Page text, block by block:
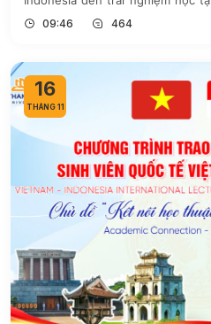
09:46 464
16
THÁNG 11